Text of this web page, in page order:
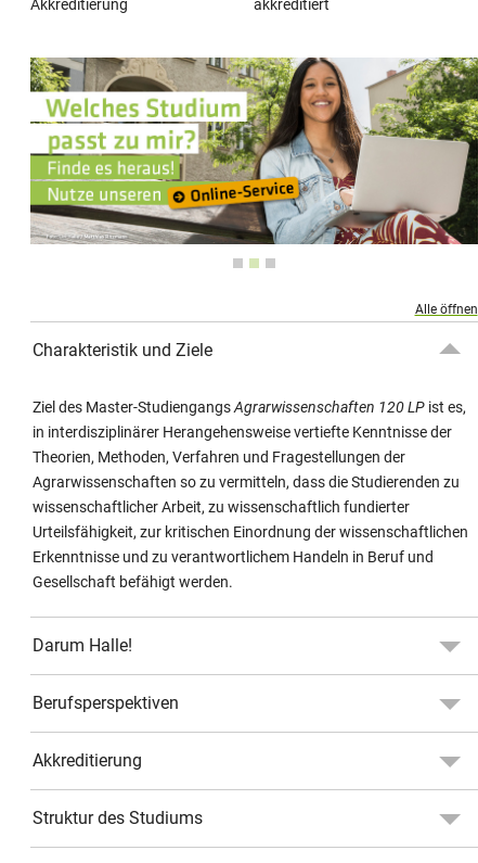
Akkreditierung akkreditiert
Alle öffnen
Charakteristik und Ziele
Ziel des Master-StudiengangsAgrarwissenschaften 120 LPist es,
in interdisziplinärer Herangehensweise vertiefte Kenntnisse der
Theorien, Methoden, Verfahren und Fragestellungen der
Agrarwissenschaften so zu vermitteln, dass die Studierenden zu
wissenschaftlicher Arbeit, zu wissenschaftlich fundierter
Urteilsfähigkeit, zur kritischen Einordnung der wissenschaftlichen
Erkenntnisse und zu verantwortlichem Handeln in Beruf und
Gesellschaft befähigt werden.
Darum Halle!
Berufsperspektiven
Akkreditierung
Struktur des Studiums